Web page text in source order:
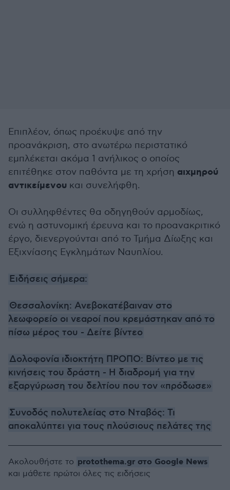
Επιπλέον, όπως προέκυψε από την
προανάκριση, στο ανωτέρω περιστατικό
εμπλέκεται ακόμα 1 ανήλικος ο οποίος
επιτέθηκε στον παθόντα με τη χρήση αιχμηρού
αντικείμενου και συνελήφθη.
Οι συλληφθέντες θα οδηγηθούν αρμοδίως,
ενώ η αστυνομική έρευνα και το προανακριτικό
έργο, διενεργούνται από το Τμήμα Δίωξης και
Εξιχνίασης Εγκλημάτων Ναυπλίου.
Ειδήσεις σήμερα:
Θεσσαλονίκη: Ανεβοκατέβαιναν στο
λεωφορείο οι νεαροί που κρεμάστηκαν από το
πίσω μέρος του - Δείτε βίντεο
Δολοφονία ιδιοκτήτη ΠΡΟΠΟ: Βίντεο με τις
κινήσεις του δράστη - Η διαδρομή για την
εξαργύρωση του δελτίου που τον «πρόδωσε»
Συνοδός πολυτελείας στο Νταβός: Τι
αποκαλύπτει για τους πλούσιους πελάτες της
Ακολουθήστε το protothema.gr στο Google News
και μάθετε πρώτοι όλες τις ειδήσεις